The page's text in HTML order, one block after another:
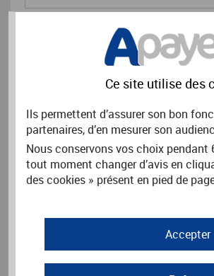
RENSEIGNEMENTS
Ce site utilise des
Ils permettent d’assurer son bon
partenaires, d’en mesurer son
Nous conservons vos choix pendant
tout moment changer d’avis en
des cookies » présent en pied de
Accepter